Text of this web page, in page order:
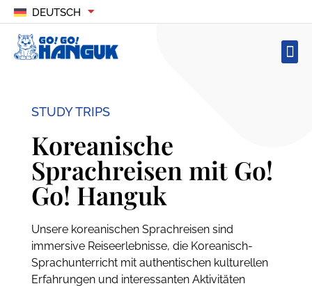
DEUTSCH
STUDY TRIPS
Koreanische
Sprachreisen mit Go!
Go! Hanguk
Unsere koreanischen Sprachreisen sind
immersive Reiseerlebnisse, die Koreanisch-
Sprachunterricht mit authentischen kulturellen
Erfahrungen und interessanten Aktivitäten